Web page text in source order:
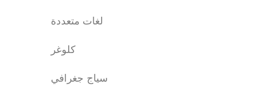
لغات متعددة
كلوغر
سياج جغرافي